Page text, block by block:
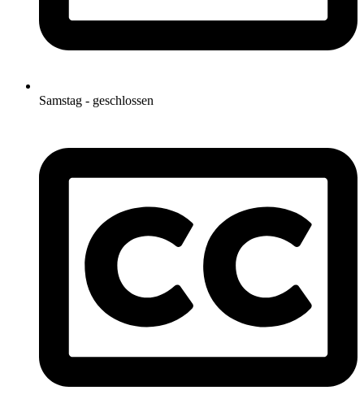
Samstag - geschlossen